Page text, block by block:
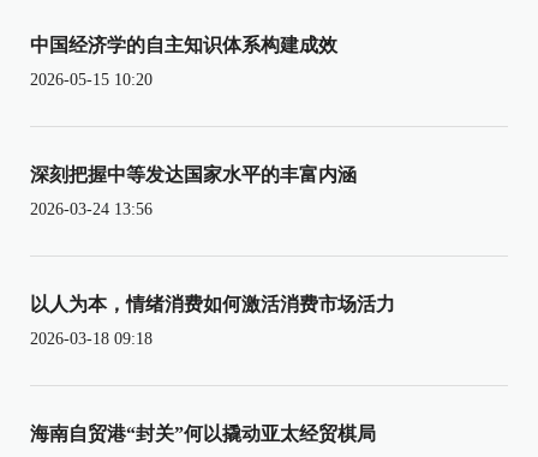
中国经济学的自主知识体系构建成效
2026-05-15 10:20
深刻把握中等发达国家水平的丰富内涵
2026-03-24 13:56
以人为本，情绪消费如何激活消费市场活力
2026-03-18 09:18
海南自贸港“封关”何以撬动亚太经贸棋局